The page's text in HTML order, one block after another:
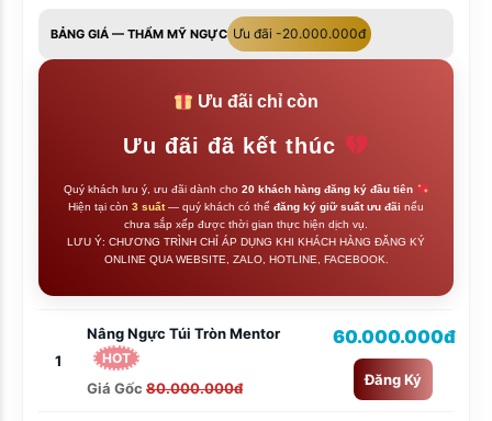
BẢNG GIÁ — THẨM MỸ NGỰC Ưu đãi -20.000.000đ
Ưu đãi chỉ còn
Ưu đãi đã kết thúc
Quý khách lưu ý, ưu đãi dành cho 20 khách hàng đăng ký đầu tiên
Hiện tại còn 3 suất— quý khách có thể đăng ký giữ suất ưu đãi nếu
chưa sắp xếp được thời gian thực hiện dịch vụ.
LƯU Ý: CHƯƠNG TRÌNH CHỈ ÁP DỤNG KHI KHÁCH HÀNG ĐĂNG KÝ
ONLINE QUA WEBSITE, ZALO, HOTLINE, FACEBOOK.
1
Nâng Ngực Túi Tròn Mentor
HOT
Giá Gốc 80.000.000đ
60.000.000đ
Đăng Ký